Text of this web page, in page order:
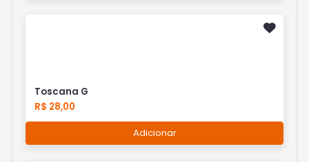
Toscana G
R$ 28,00
Adicionar